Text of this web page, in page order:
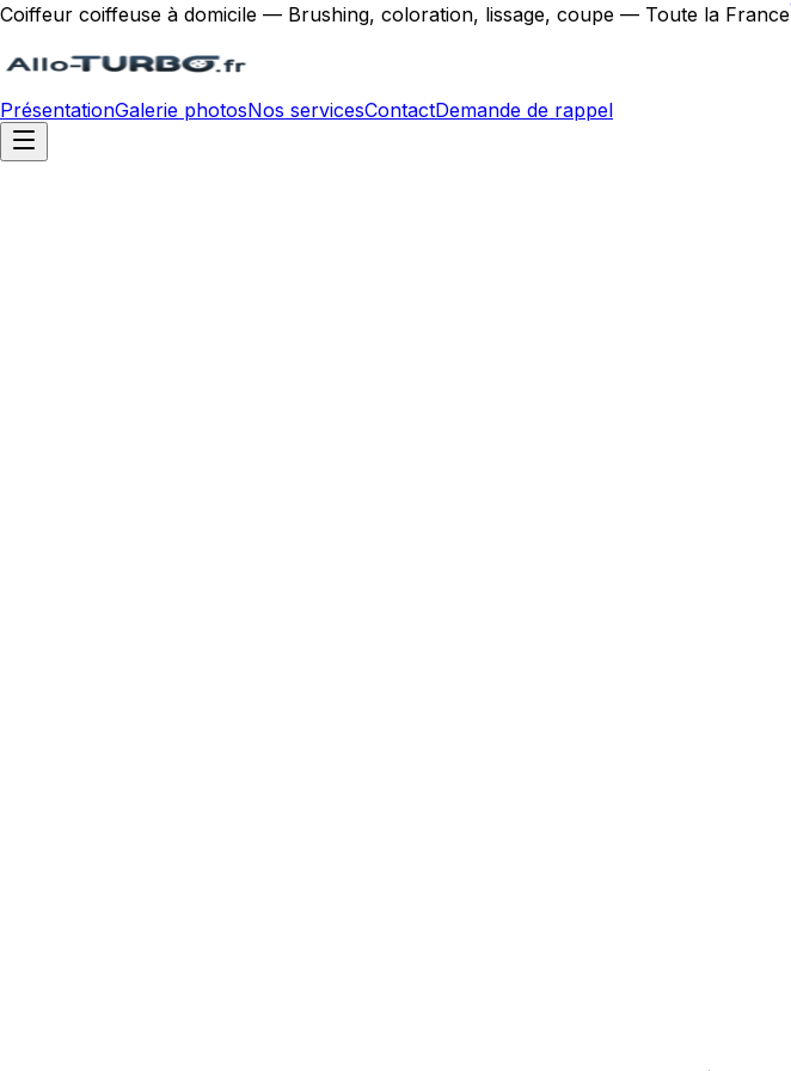
Coiffeur coiffeuse à domicile — Brushing, coloration, lissage, coupe — Toute la France
PrésentationGalerie photosNos servicesContactDemande de rappel